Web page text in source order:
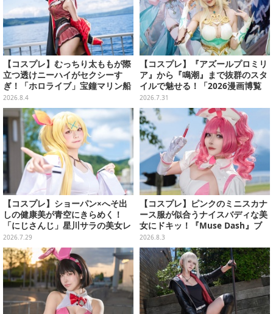
【コスプレ】むっちり太ももが際
立つ透けニーハイがセクシーす
ぎ！「ホロライブ」宝鐘マリン船
長が反則級の可愛いへそ出し姿で
魅せる【写真8枚】
2026.8.4
【コスプレ】『アズールプロミリ
ア』から『鳴潮』まで抜群のスタ
イルで魅せる！「2026漫画博覧
会」百花繚乱の台湾美女12選【写
真37枚】
2026.7.31
【コスプレ】ショーパン×へそ出
しの健康美が青空にきらめく！
「にじさんじ」星川サラの美女レ
イヤーが北の大地で明るい笑顔を
振りまく【写真9枚】
2026.7.29
【コスプレ】ピンクのミニスカナ
ース服が似合うナイスバディな美
女にドキッ！『Muse Dash』ブ
ロウに思わずお注射されたい【写
真8枚】
2026.8.3